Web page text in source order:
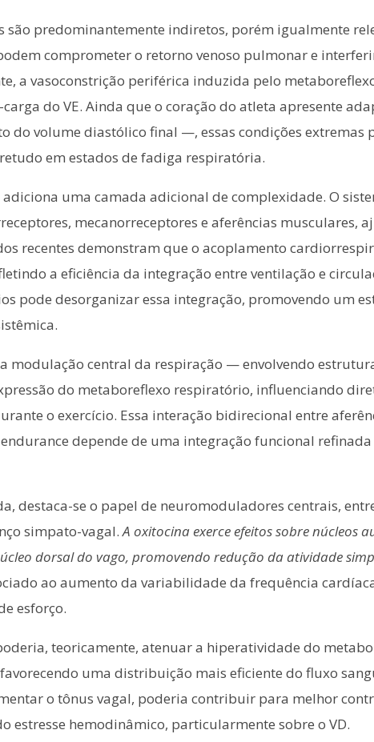
predominantemente indiretos, porém igualmente
comprometer o retorno venoso pulmonar e
a vasoconstrição periférica induzida pelo
do VE. Ainda que o coração do atleta apresente
volume diastólico final —, essas condições extremas
em estados de fadiga respiratória.
uma camada adicional de complexidade. O
mecanorreceptores e aferências musculares,
recentes demonstram que o acoplamento
a eficiência da integração entre ventilação e
pode desorganizar essa integração, promovendo um
modulação central da respiração — envolvendo
do metaboreflexo respiratório, influenciando
o exercício. Essa interação bidirecional entre
depende de uma integração funcional
destaca-se o papel de neuromoduladores centrais,
simpato-vagal.A oxitocina exerce efeitos sobre núcleos
dorsal do vago, promovendo redução da atividade
ao aumento da variabilidade da frequência
esforço.
teoricamente, atenuar a hiperatividade do
uma distribuição mais eficiente do fluxo
o tônus vagal, poderia contribuir para melhor
estresse hemodinâmico, particularmente sobre o VD.